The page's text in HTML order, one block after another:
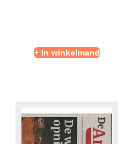
+ In winkelmand